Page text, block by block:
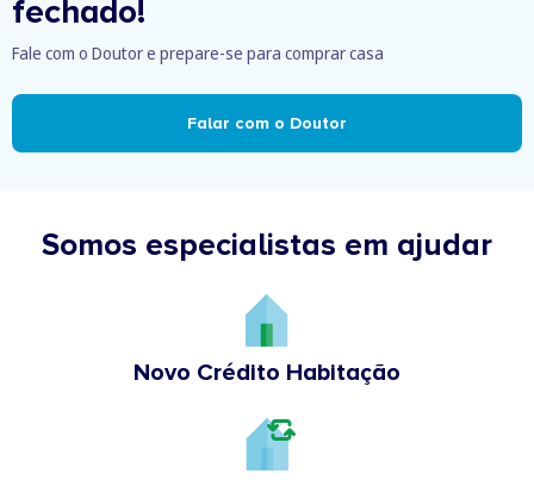
fechado!
Fale com o Doutor e prepare-se para comprar casa
Falar com o Doutor
Somos especialistas em ajudar
Novo Crédito Habitação